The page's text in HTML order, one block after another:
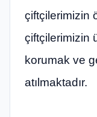
çiftçilerimizin
çiftçilerimizin
korumak ve
atılmaktadır.